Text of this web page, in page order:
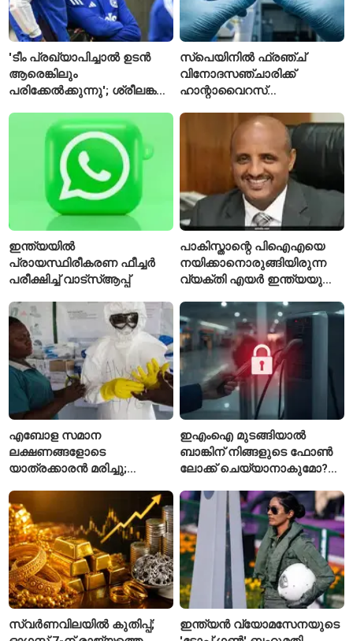
'ടീം പ്രഖ്യാപിച്ചാൽ ഉടൻ
ആരെങ്കിലും
പരിക്കേൽക്കുന്നു'; ശ്രീലങ്കൻ
ടീമിനെ കുറിച്ച് മുൻതാരം
സ്പെയിനിൽ ഫ്രഞ്ച്
വിനോദസഞ്ചാരിക്ക്
ഹാന്റാവൈറസ്
ഐസൊലേഷനിൽ
പ്രവേശിപ്പിച്ചു
ഇന്ത്യയിൽ
പ്രായസ്ഥിരീകരണ ഫീച്ചർ
പരീക്ഷിച്ച് വാട്‌സ്ആപ്പ്
പാകിസ്താന്റെ പിഐഎയെ
നയിക്കാനൊരുങ്ങിയിരുന്ന
വ്യക്തി എയർ ഇന്ത്യയുടെ
എബോള സമാന
ലക്ഷണങ്ങളോടെ
യാത്രക്കാരൻ മരിച്ചു;
യാത്രക്കാരെ
നിരീക്ഷണത്തിൽ
ഇഎംഐ മുടങ്ങിയാൽ
ബാങ്കിന് നിങ്ങളുടെ ഫോൺ
ലോക്ക് ചെയ്യാനാകുമോ?
ചട്ടങ്ങൾ ഇങ്ങനെ
സ്വർണവിലയിൽ കുതിപ്പ്;
ഇന്ത്യൻ വ്യോമസേനയുടെ